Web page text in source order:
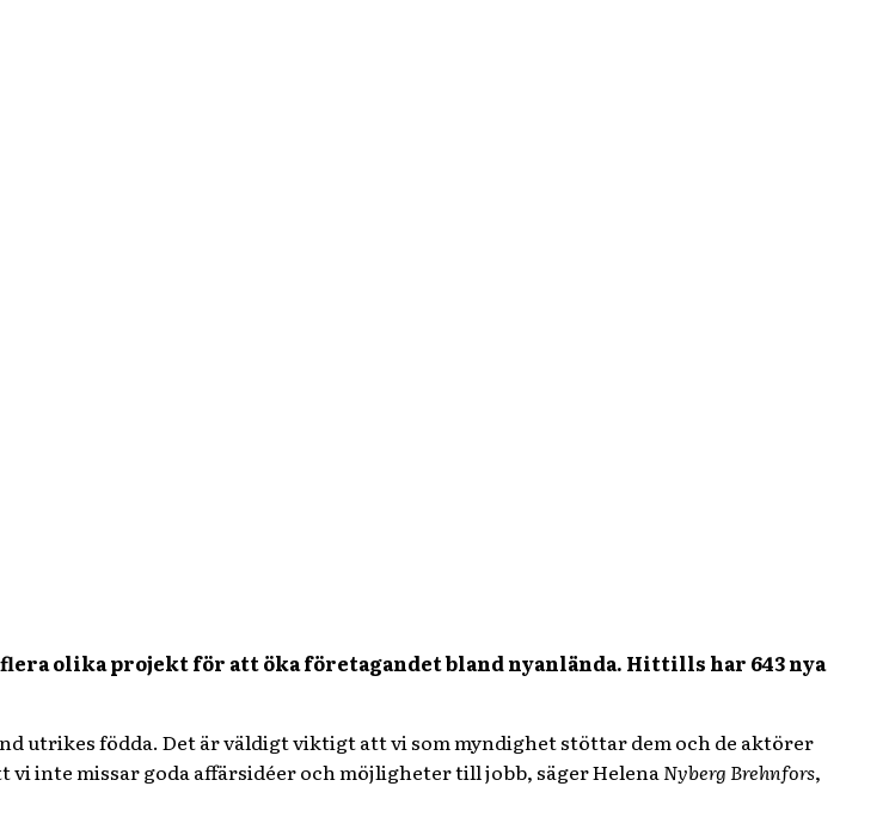
olika projekt för att öka företagandet bland nyanlända. Hittills har 643 nya
utrikes födda. Det är väldigt viktigt att vi som myndighet stöttar dem och de aktörer
vi inte missar goda affärsidéer och möjligheter till jobb, säger HelenaNyberg Brehnfors,